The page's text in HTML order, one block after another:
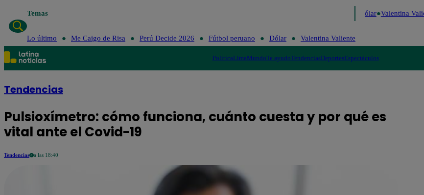
Temas Dólar Valentina
Lo último Me Caigo de Risa Perú Decide 2026 Fútbol peruano Dólar Valentina Valiente
PolíticaLimaMundoTe ayudoTendenciasDeportesEspectáculos
Tendencias
Pulsioxímetro: cómo funciona, cuánto cuesta y por qué es
vital ante el Covid-19
Tendencias a las 18:40